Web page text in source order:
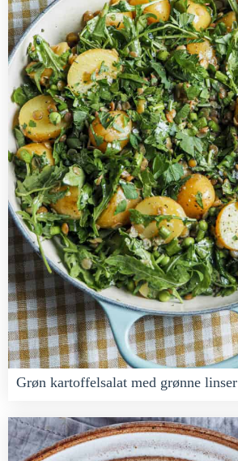
Grøn kartoffelsalat med grønne linser